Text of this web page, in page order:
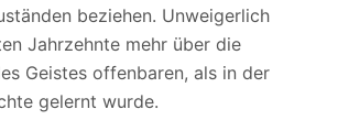
beziehen. Unweigerlich
Jahrzehnte mehr über die
Geistes offenbaren, als in der
gelernt wurde.